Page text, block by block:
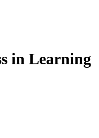
in Learning